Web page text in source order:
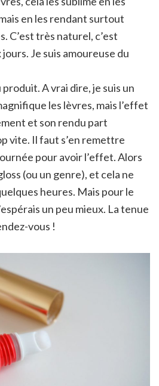
en les rendant surtout
C’est très naturel, c’est
Je suis amoureuse du
produit. A vrai dire, je suis un
les lèvres, mais l’effet
et son rendu part
vite. Il faut s’en remettre
pour avoir l’effet. Alors
(ou un genre), et cela ne
heures. Mais pour le
un peu mieux. La tenue
vous !